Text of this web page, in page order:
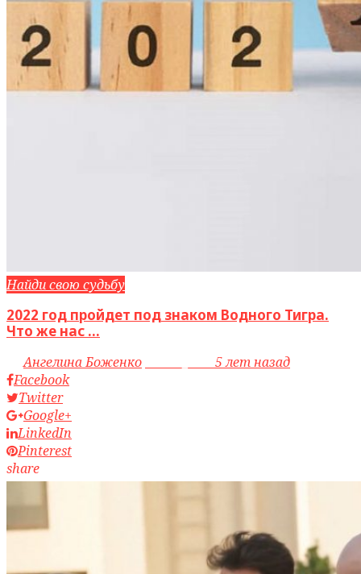
Найди свою судьбу
2022 год пройдет под знаком Водного Тигра.
Что же нас ...
byАнгелина Боженко
5 лет назад
Facebook
Twitter
Google+
LinkedIn
Pinterest
share